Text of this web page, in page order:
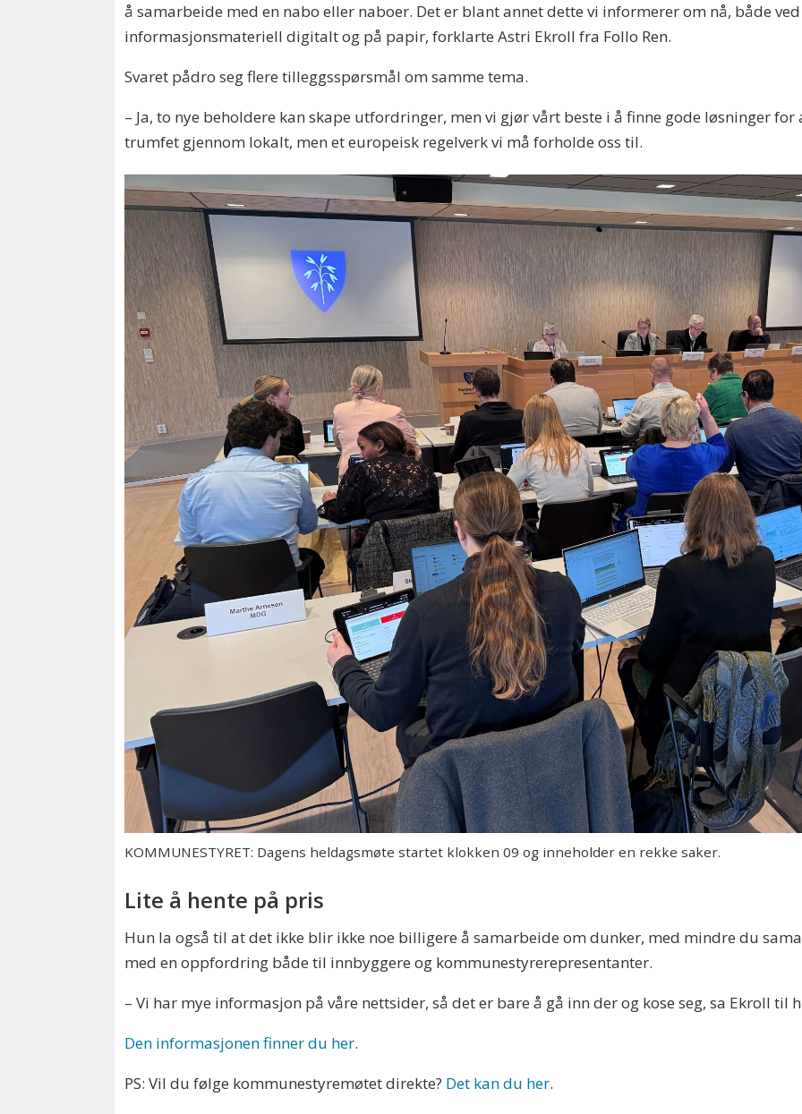
å samarbeide med en nabo eller naboer. Det er blant annet dette vi informerer om nå, både
informasjonsmateriell digitalt og på papir, forklarte Astri Ekroll fra Follo Ren.
Svaret pådro seg flere tilleggsspørsmål om samme tema.
– Ja, to nye beholdere kan skape utfordringer, men vi gjør vårt beste i å finne gode løsninger
trumfet gjennom lokalt, men et europeisk regelverk vi må forholde oss til.
KOMMUNESTYRET: Dagens heldagsmøte startet klokken 09 og inneholder en rekke saker.
Lite å hente på pris
Hun la også til at det ikke blir ikke noe billigere å samarbeide om dunker, med mindre du
med en oppfordring både til innbyggere og kommunestyrerepresentanter.
– Vi har mye informasjon på våre nettsider, så det er bare å gå inn der og kose seg, sa Ekroll til
Den informasjonen finner du her.
PS: Vil du følge kommunestyremøtet direkte? Det kan du her.